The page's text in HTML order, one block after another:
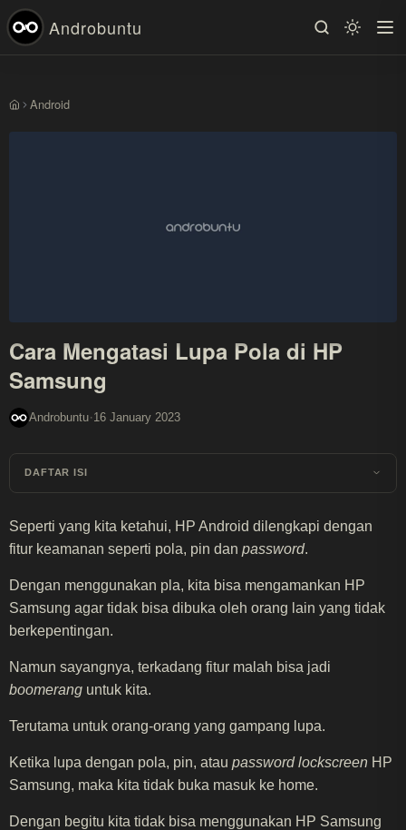
Androbuntu
BerandaAndroid
Cara Mengatasi Lupa Pola di HP
Samsung
Androbuntu·16 January 2023
DAFTAR ISI
Seperti yang kita ketahui, HP Android dilengkapi dengan
fitur keamanan seperti pola, pin dan password.
Dengan menggunakan pla, kita bisa mengamankan HP
Samsung agar tidak bisa dibuka oleh orang lain yang tidak
berkepentingan.
Namun sayangnya, terkadang fitur malah bisa jadi
boomerang untuk kita.
Terutama untuk orang-orang yang gampang lupa.
Ketika lupa dengan pola, pin, atau password lockscreen HP
Samsung, maka kita tidak buka masuk ke home.
Dengan begitu kita tidak bisa menggunakan HP Samsung